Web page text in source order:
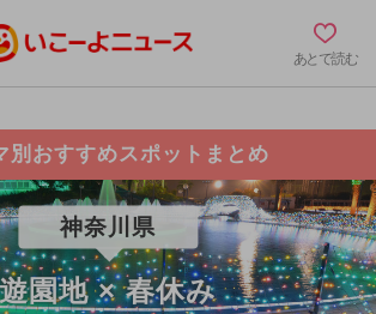
あとで読む
別おすすめスポットまとめ
神奈川県
遊園地 × 春休み